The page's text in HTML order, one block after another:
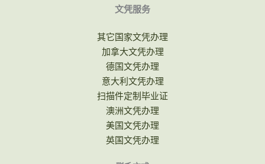
文凭服务
其它国家文凭办理
加拿大文凭办理
德国文凭办理
意大利文凭办理
扫描件定制毕业证
澳洲文凭办理
美国文凭办理
英国文凭办理